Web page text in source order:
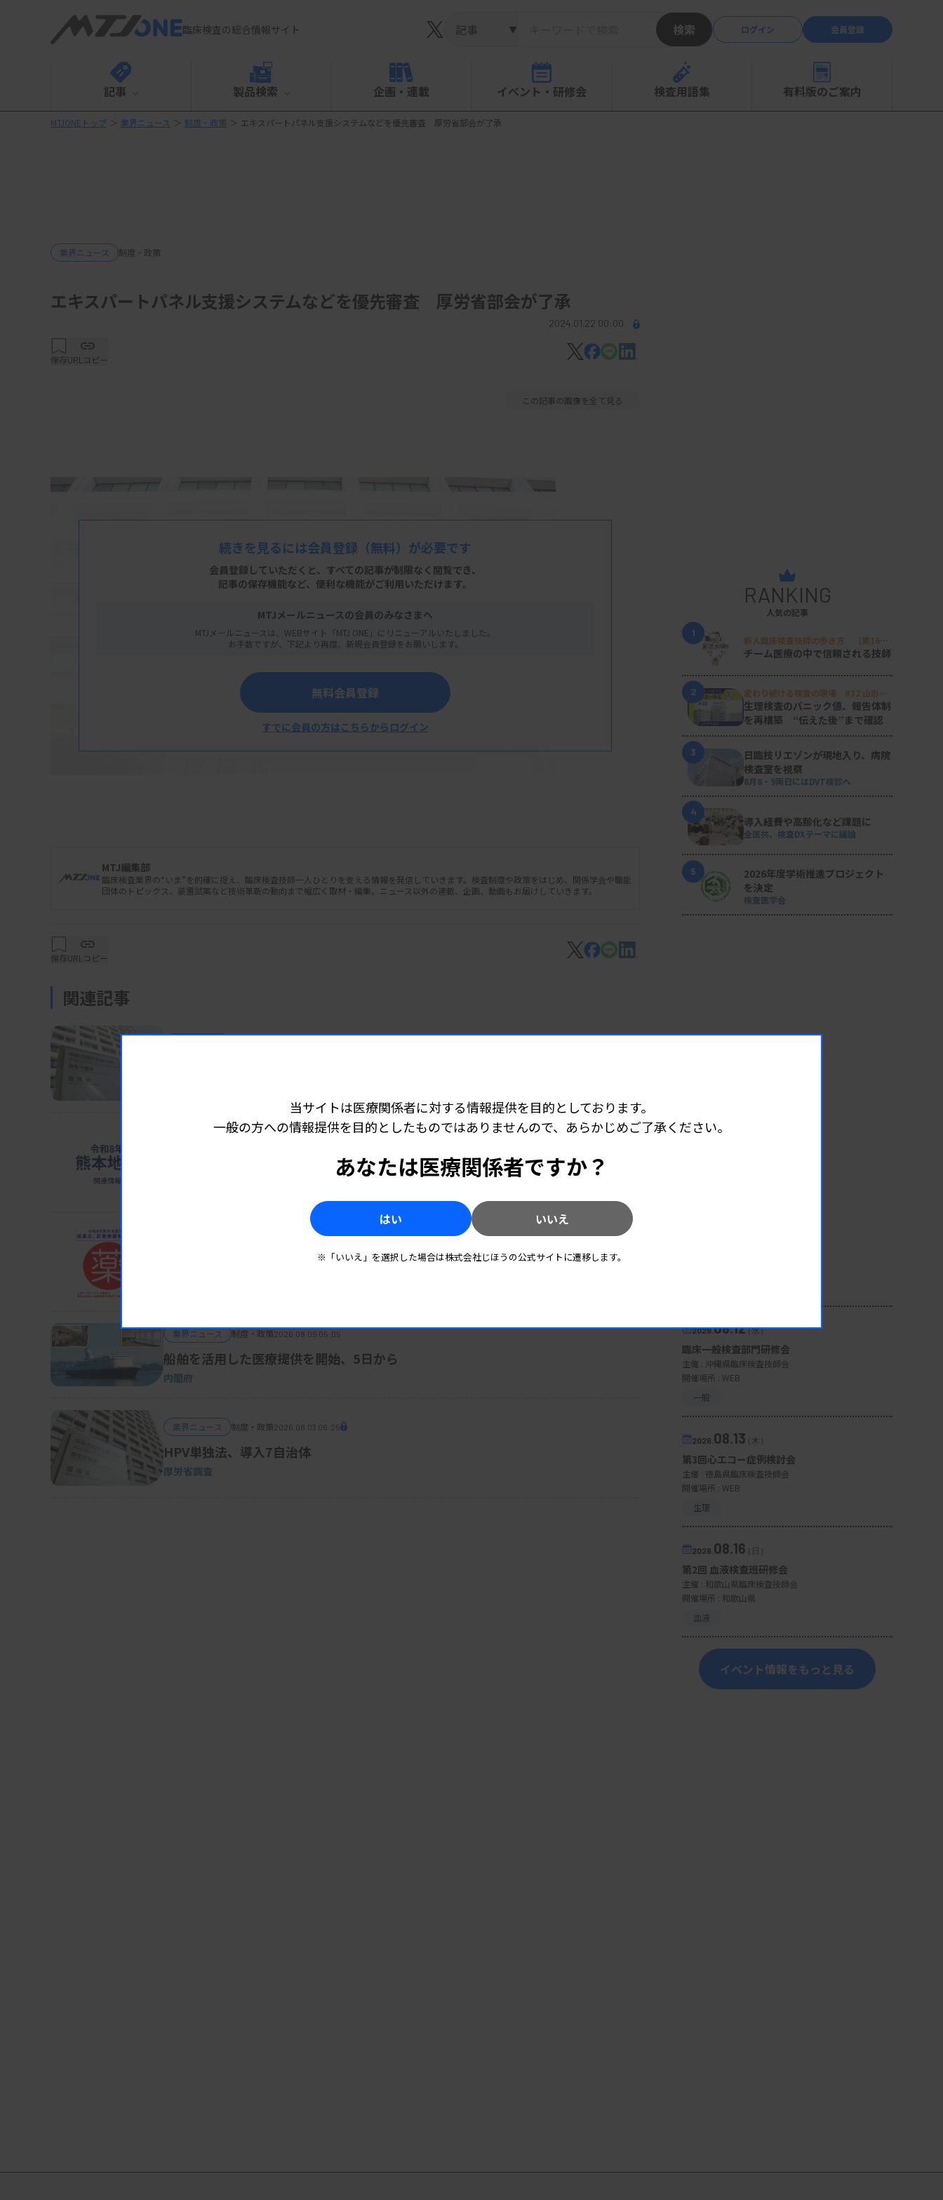
臨床検査の総合情報サイト ▼ 検索 ログイン 会員登録
記事 製品検索 企画・連載 イベント・研修会 検査用語集 有料版のご案内
MTJONEトップ ＞ 業界ニュース ＞ 制度・政策 ＞ エキスパートパネル支援システムなどを優先審査 厚労省部会が了承
業界ニュース 制度・政策
エキスパートパネル支援システムなどを優先審査 厚労省部会が了承
2024.01.22 00:00
保存URLコピー
この記事の画像を全て見る
厚生労働省の医療機器・体外診断薬部会は1月15日開かれ、プログラム医療機器
称）、非侵襲的大腸がんスクリーニングAIシステム「AIM4CRC」（同）など3品目を指定
することを了承した。
QA Commonsは、がん遺伝子パネル検査で取得した遺伝子情報などに基づく推奨提案
とアノテーション情報を提供し、治療法の決定を補助する。Genomedia社（東京都文京
区）が開発を進めている。プロトタイプによる先行研究では、模範的な推奨治療との高い
一致率が得られ、エキスパートパネルを経ないでも同等な推奨治療に関する情報の入手が
AIM4CRCは、大腸CT検査で得られた画像情報により大腸ポリープの検出を支援する。
Boston Medical Sciences社（東京都中央区）が開発中。検査の標準的な前処置である下
剤による腸管洗浄を行わずにCT検査でポリープを検出できる。単体性能試験と読影試験
などの結果では、腸管洗浄を行った大腸CT検査と同程度のポリープの検出精度が確認で
きたとしている。
続きを見るには会員登録 （無料）が必要です
会員登録していただくと、すべての記事が制限なく閲覧でき、
記事の保存機能など、便利な機能がご利用いただけます。
MTJメールニュースの会員のみなさまへ
MTJメールニュースは、WEBサイト「MTJ ONE」にリニューアルいたしました。
お手数ですが、下記より再度、新規会員登録をお願いします。
無料会員登録
すでに会員の方はこちらからログイン
MTJ編集部
臨床検査業界の“いま”を的確に捉え、臨床検査技師一人ひとりを支える情報を発信していきます。検査制度や政策をはじめ、関係学会や職能
団体のトピックス、装置試薬など技術革新の動向まで幅広く取材・編集。ニュース以外の連載、企画、動画もお届けしていきます。
保存URLコピー
関連記事
ホテル114カ所確保 避難所140カ所開設
被災地の医薬品・医療機器流通で優先給油
業界ニュース 制度・政策2026.08.05 05:05
船舶を活用した医療提供を開始、5日から
内閣府
業界ニュース 制度・政策2026.08.03 06:25
HPV単独法、導入7自治体
厚労省調査
RANKING
人気の記事
1
新人臨床検査技師の歩き方 ［第16
回］
チーム医療の中で信頼される技師
2
変わり続ける検査の現場 #32 山形済
生病院
生理検査のパニック値、報告体制
を再構築 “伝えた後”まで確認
3
日臨技リエゾンが現地入り、病院
検査室を視察
8月8・9両日にはDVT検診へ
4
導入経費や高齢化など課題に
全医共、検査DXテーマに議論
5
2026年度学術推進プロジェクト
を決定
検査医学会
2026.08.12（水）
臨床一般検査部門研修会
主催 : 沖縄県臨床検査技師会
開催場所 : WEB
一般
2026. 08.13（木）
第3回心エコー症例検討会
主催 : 徳島県臨床検査技師会
開催場所 : WEB
生理
2026. 08.16（日）
第2回 血液検査班研修会
主催 : 和歌山県臨床検査技師会
開催場所 : 和歌山県
血液
イベント情報をもっと見る
当サイトは医療関係者に対する情報提供を目的としております。
一般の方への情報提供を目的としたものではありませんので、あらかじめご了承ください。
あなたは医療関係者ですか？
はい いいえ
※「いいえ」を選択した場合は株式会社じほうの公式サイトに遷移します。